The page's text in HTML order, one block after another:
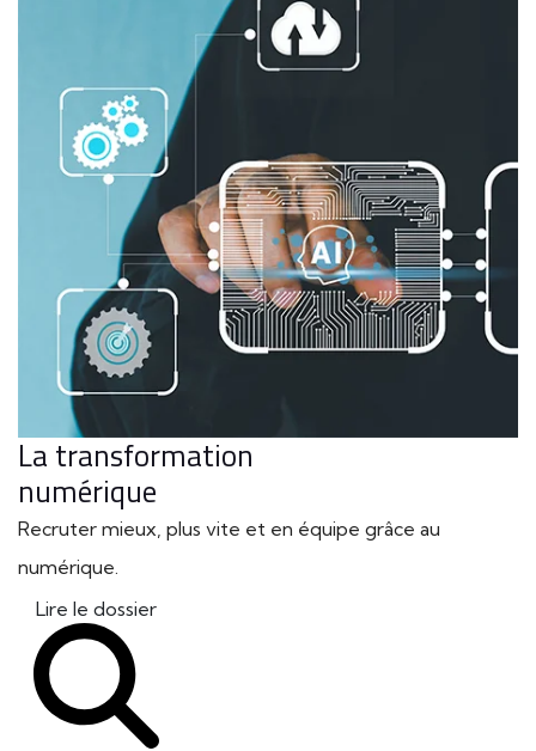
La transformation
numérique
Recruter mieux, plus vite et en équipe grâce au
numérique.
Lire le dossier